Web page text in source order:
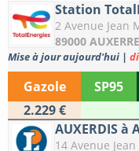
Station
2 Avenue Jean
89000 AUXERRE
Mise à jour aujourd'hui |
Gazole SP95
2.229 €
AUXERDIS à
14 Avenue Jean